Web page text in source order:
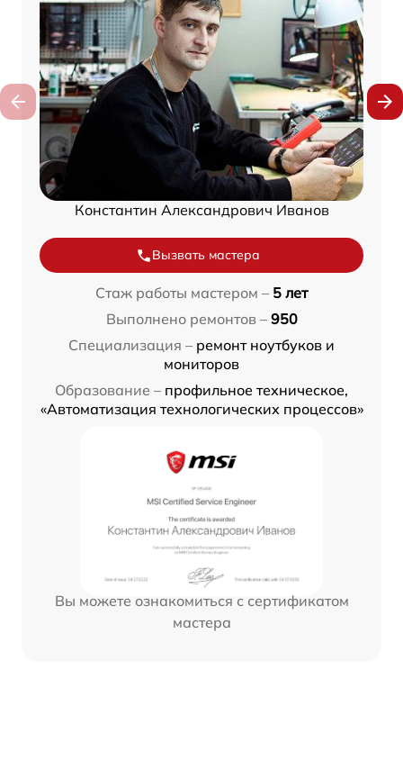
Константин Александрович Иванов
Вызвать мастера
Стаж работы мастером – 5 лет
Выполнено ремонтов – 950
Специализация – ремонт ноутбуков и
мониторов
Образование – профильное техническое,
«Автоматизация технологических процессов»
Вы можете ознакомиться с сертификатом
мастера